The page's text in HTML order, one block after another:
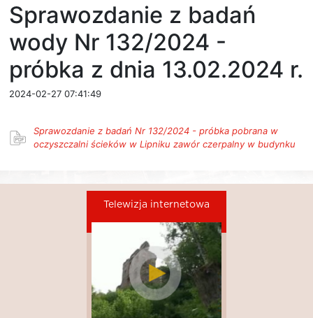
Sprawozdanie z badań
wody Nr 132/2024 -
próbka z dnia 13.02.2024 r.
2024-02-27 07:41:49
Sprawozdanie z badań Nr 132/2024 - próbka pobrana w
oczyszczalni ścieków w Lipniku zawór czerpalny w budynku
Telewizja internetowa